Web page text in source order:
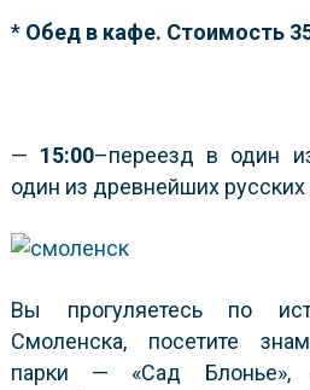
* Обед в кафе. Стоимость
— 15:00–переезд в один
один из древнейших русских
Вы прогуляетесь по
Смоленска, посетите
парки — «Сад Блонье»,